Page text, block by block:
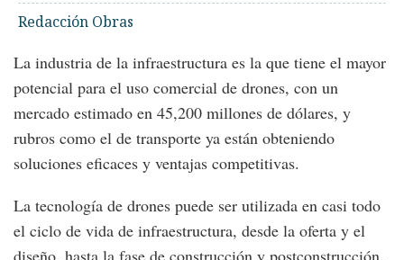
Redacción Obras
La industria de la infraestructura es la que tiene el mayor
potencial para el uso comercial de drones, con un
mercado estimado en 45,200 millones de dólares, y
rubros como el de transporte ya están obteniendo
soluciones eficaces y ventajas competitivas.
La tecnología de drones puede ser utilizada en casi todo
el ciclo de vida de infraestructura, desde la oferta y el
diseño, hasta la fase de construcción y postconstrucción,